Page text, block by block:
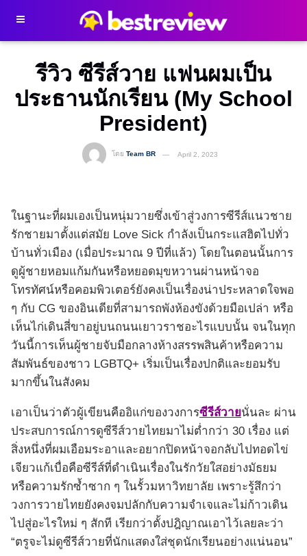
รีวิว ซีรีส์วาย แฟนผมเป็น
ประธานนักเรียน (My School
President)
โดย Team BR April 2, 2023
ในฐานะที่ผมเองเป็นหนุ่มวายซึ่งเข้าสู่วงการซีรีส์แนวชาย
รักชายมาตั้งแต่สมัย Love Sick กำลังเป็นกระแสฮิตไปทั่ว
บ้านทั่วเมือง (เมื่อประมาณ 9 ปีที่แล้ว) โดยในตอนนั้นการ
ดูผู้ชายหอมแก้มกันหรือหยอดมุขหวานผ่านหน้าจอ
โทรทัศน์หรือคอมพิวเตอร์ยังคงเป็นเรื่องน่าประหลาดใจพอ
ๆ กับ CG ของอินเดียที่สามารถพังห้องขังด้วยมือเปล่า หรือ
เห็นไก่เดินสี่ขาอยู่บนถนนเยาวราชอะไรแบบนั้น จนในทุก
วันนี้การเห็นผู้ชายจับมือกลางห้างสรรพสินค้าหรือความ
สัมพันธ์ของชาว LGBTQ+ เริ่มเป็นเรื่องปกติและยอมรับ
มากขึ้นในสังคม
เอาเป็นว่าตัวผู้เขียนคืออิแก่ของวงการซีรีส์วายนั่นละ ผ่าน
ประสบการณ์การดูซีรีส์วายไทยมาไม่ต่ำกว่า 30 เรื่อง แต่
สิ่งหนึ่งที่ผมเอือมระอาและอยากปิดหน้าจอกลับไปทอดไข่
เจียวแก้เบื่อคือซีรีส์ที่ดำเนินเรื่องในรักวัยใสอย่างมัธยม
หรือความรักซ้ำซาก ๆ ในรั้วมหาวิทยาลัย เพราะรู้สึกว่า
วงการวายไทยยังคงจมปลักกับความจำเจและไม่ก้าวเดิน
ไปสู่อะไรใหม่ ๆ สักที เรียกว่าตั้งปฎิญาณเอาไว้เลยละว่า
“ตรูจะไม่ดูซีรีส์วายที่นักแสดงใส่ชุดนักเรียนอย่างแน่นอน”